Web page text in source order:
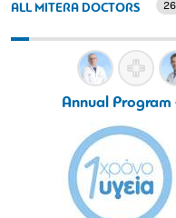
ALL MITERA DOCTORS
Annual Program